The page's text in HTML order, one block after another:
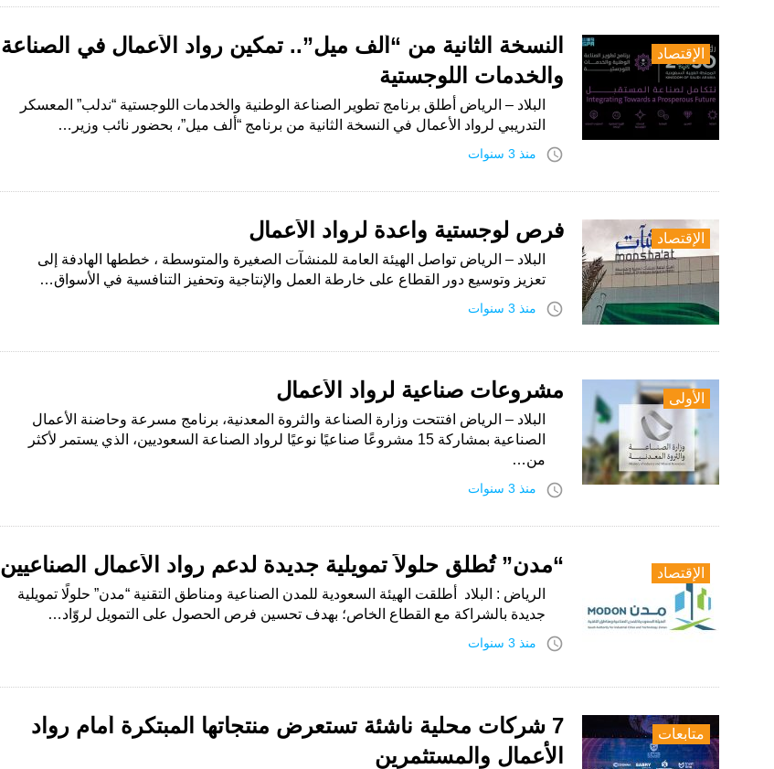
الإقتصاد
النسخة الثانية من “ألف ميل”.. تمكين رواد الأعمال في الصناعة
والخدمات اللوجستية
البلاد – الرياض أطلق برنامج تطوير الصناعة الوطنية والخدمات اللوجستية “ندلب” المعسكر
التدريبي لرواد الأعمال في النسخة الثانية من برنامج “ألف ميل”، بحضور نائب وزير…
access_time منذ 3 سنوات
الإقتصاد فرص لوجستية واعدة لرواد الأعمال
البلاد – الرياض تواصل الهيئة العامة للمنشآت الصغيرة والمتوسطة ، خططها الهادفة إلى
تعزيز وتوسيع دور القطاع على خارطة العمل والإنتاجية وتحفيز التنافسية في الأسواق…
access_time منذ 3 سنوات
الأولى مشروعات صناعية لرواد الأعمال
البلاد – الرياض افتتحت وزارة الصناعة والثروة المعدنية، برنامج مسرعة وحاضنة الأعمال
الصناعية بمشاركة 15 مشروعًا صناعيًا نوعيًا لرواد الصناعة السعوديين، الذي يستمر لأكثر
من…
access_time منذ 3 سنوات
الإقتصاد “مدن” تُطلق حلولاً تمويلية جديدة لدعم رواد الأعمال الصناعيين
الرياض : البلاد أطلقت الهيئة السعودية للمدن الصناعية ومناطق التقنية “مدن” حلولًا تمويلية
جديدة بالشراكة مع القطاع الخاص؛ بهدف تحسين فرص الحصول على التمويل لروّاد…
access_time منذ 3 سنوات
متابعات
7 شركات محلية ناشئة تستعرض منتجاتها المبتكرة أمام رواد
الأعمال والمستثمرين